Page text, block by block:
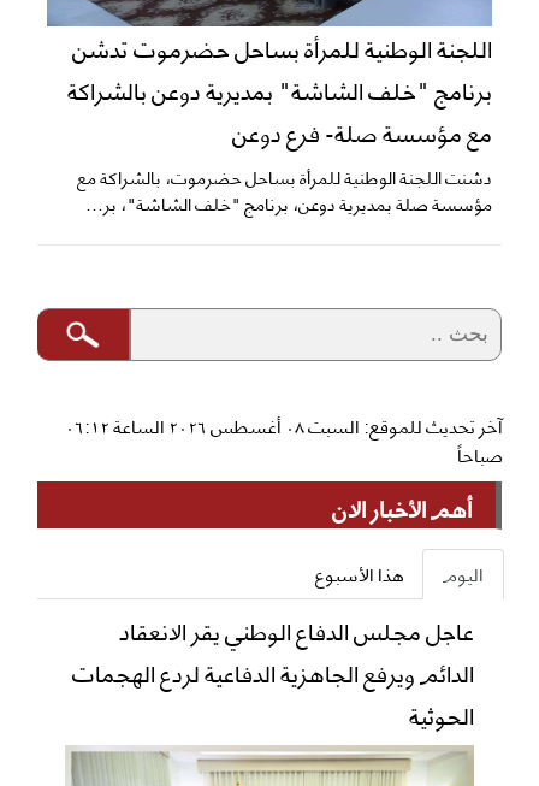
اللجنة الوطنية للمرأة بساحل حضرموت تدشن
برنامج "خلف الشاشة" بمديرية دوعن بالشراكة
مع مؤسسة صلة- فرع دوعن
دشنت اللجنة الوطنية للمرأة بساحل حضرموت، بالشراكة مع
مؤسسة صلة بمديرية دوعن، برنامج "خلف الشاشة"، بر...
آخر تحديث للموقع: السبت ٠٨ أغسطس ٢٠٢٦ الساعة ٠٦:١٢
صباحاً
أهم الأخبار الان
اليوم هذا الأسبوع
عاجل مجلس الدفاع الوطني يقر الانعقاد
الدائم ويرفع الجاهزية الدفاعية لردع الهجمات
الحوثية